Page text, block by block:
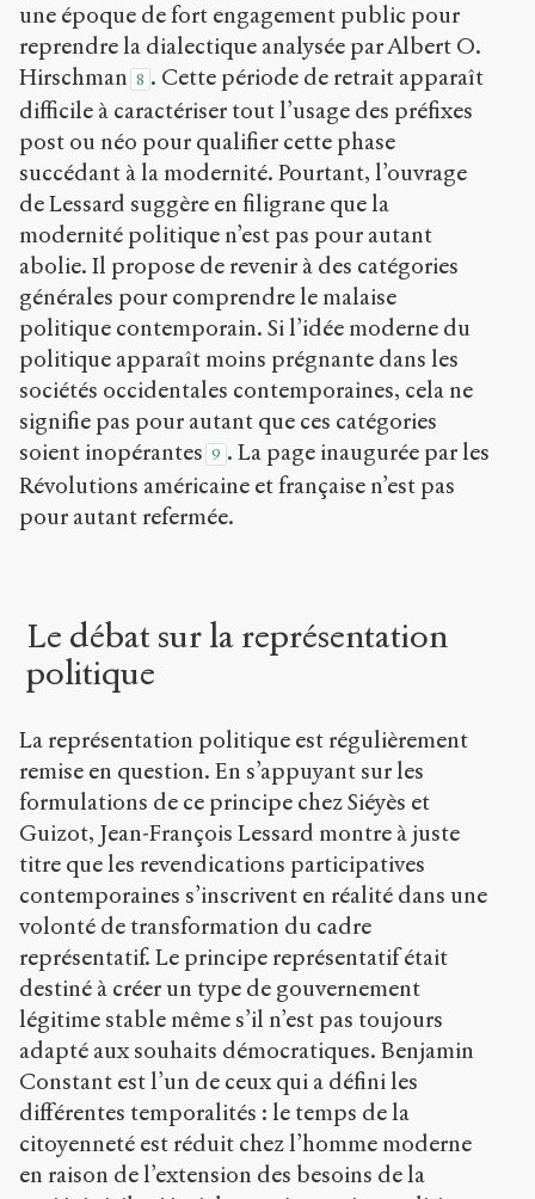
une époque de fort engagement public pour
reprendre la dialectique analysée par Albert O.
Hirschman 8 . Cette période de retrait apparaît
difficile à caractériser tout l’usage des préfixes
post ou néo pour qualifier cette phase
succédant à la modernité. Pourtant, l’ouvrage
de Lessard suggère en filigrane que la
modernité politique n’est pas pour autant
abolie. Il propose de revenir à des catégories
générales pour comprendre le malaise
politique contemporain. Si l’idée moderne du
politique apparaît moins prégnante dans les
sociétés occidentales contemporaines, cela ne
signifie pas pour autant que ces catégories
soient inopérantes 9 . La page inaugurée par les
Révolutions américaine et française n’est pas
pour autant refermée.
Le débat sur la représentation
politique
La représentation politique est régulièrement
remise en question. En s’appuyant sur les
formulations de ce principe chez Siéyès et
Guizot, Jean-François Lessard montre à juste
titre que les revendications participatives
contemporaines s’inscrivent en réalité dans une
volonté de transformation du cadre
représentatif. Le principe représentatif était
destiné à créer un type de gouvernement
légitime stable même s’il n’est pas toujours
adapté aux souhaits démocratiques. Benjamin
Constant est l’un de ceux qui a défini les
différentes temporalités : le temps de la
citoyenneté est réduit chez l’homme moderne
en raison de l’extension des besoins de la